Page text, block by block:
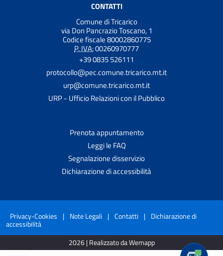
CONTATTI
Comune di Tricarico
via Don Pancrazio Toscano, 1
Codice fiscale 80002860775
P. IVA:00260970777
+39 0835 526111
protocollo@pec.comune.tricarico.mt.it
urp@comune.tricarico.mt.it
URP - Ufficio Relazioni con il Pubblico
Prenota appuntamento
Leggi le FAQ
Segnalazione disservizio
Dichiarazione di accessibilità
Privacy-Cookies | Note Legali | Contatti | Dichiarazione di
accessibilità
2026 | Realizzato da Wemapp